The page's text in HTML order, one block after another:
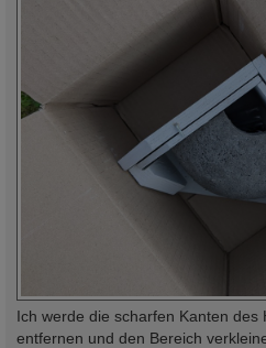
Ich werde die scharfen Kanten des
entfernen und den Bereich